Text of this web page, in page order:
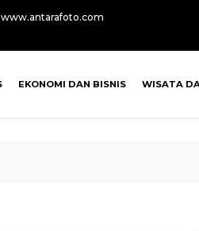
www.antarafoto.com
EKONOMI DAN BISNIS WISATA